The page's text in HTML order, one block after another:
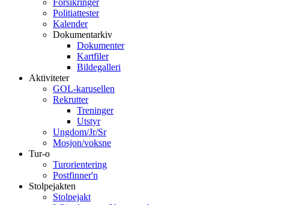
Forsikringer
Politiattester
Kalender
Dokumentarkiv
Dokumenter
Kartfiler
Bildegalleri
Aktiviteter
GOL-karusellen
Rekrutter
Treninger
Utstyr
Ungdom/Jr/Sr
Mosjon/voksne
Tur-o
Turorientering
Postfinner'n
Stolpejakten
Stolpejakt